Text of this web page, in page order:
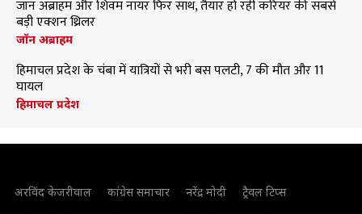
जॉन अब्राहम और शिवम नायर फिर साथ, तैयार हो रही करियर की सबसे
बड़ी एक्शन थ्रिलर
जॉन अब्राहम
हिमाचल प्रदेश के चंबा में यात्रियों से भरी बस पलटी, 7 की मौत और 11
घायल
हिमाचल प्रदेश
अरविंद केजरीवाल कांग्रेस समाचार नरेंद्र मोदी
ट्रैवल टिप्स